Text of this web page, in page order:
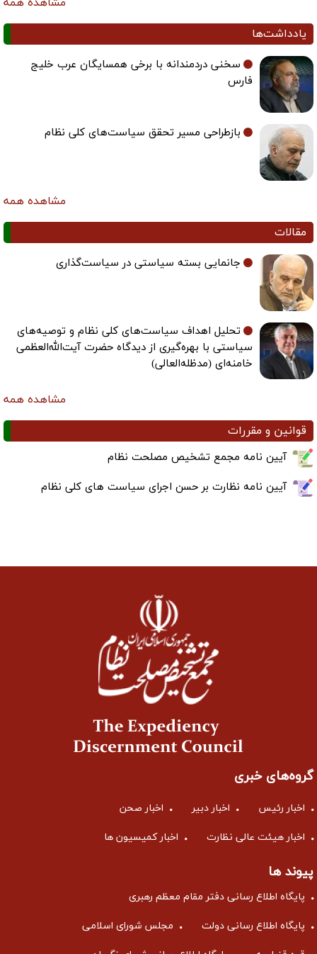
یادداشت‌ها
سخنی دردمندانه با برخی همسایگان عرب خلیج
فارس
بازطراحی مسیر تحقق سیاست‌های کلی نظام
مشاهده همه
مقالات
جانمایی بسته سیاستی در سیاست‌گذاری
تحلیل اهداف سیاست‌های کلی نظام و توصیه‌های
سیاستی با بهره‌گیری از دیدگاه حضرت آیت‌الله‌العظمی
خامنه‌ای (مدظله‌العالی)
مشاهده همه
قوانین و مقررات
آیین نامه مجمع تشخیص مصلحت نظام
آیین نامه نظارت بر حسن اجرای سیاست های کلی نظام
گروه‌های خبری
اخبار رئیس اخبار دبیر اخبار صحن
اخبار هیئت عالی نظارت اخبار کمیسیون ها
پیوند ها
پایگاه اطلاع رسانی دفتر مقام معظم رهبری
پایگاه اطلاع رسانی دولت مجلس شورای اسلامی